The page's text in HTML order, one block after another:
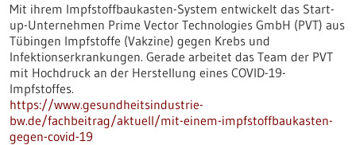
Mit ihrem Impfstoffbaukasten-System entwickelt das Start-
up-Unternehmen Prime Vector Technologies GmbH (PVT) aus
Tübingen Impfstoffe (Vakzine) gegen Krebs und
Infektionserkrankungen. Gerade arbeitet das Team der PVT
mit Hochdruck an der Herstellung eines COVID-19-
Impfstoffes.
https://www.gesundheitsindustrie-
bw.de/fachbeitrag/aktuell/mit-einem-impfstoffbaukasten-
gegen-covid-19